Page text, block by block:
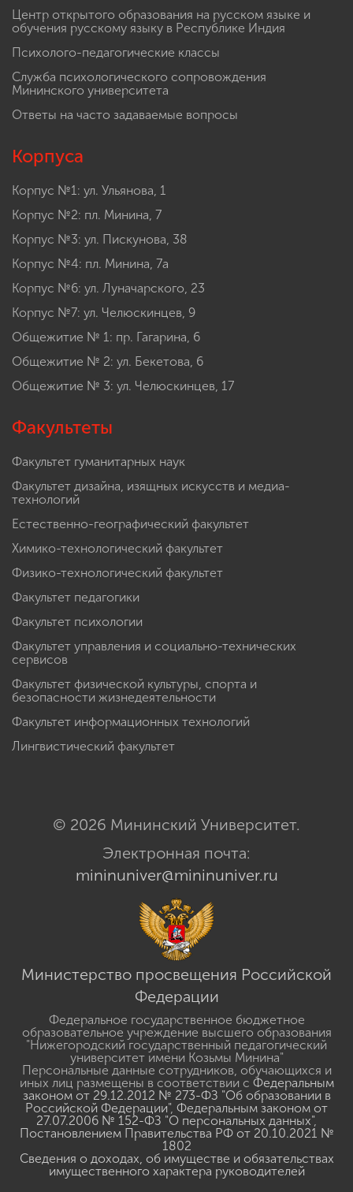
Центр открытого образования на русском языке и
обучения русскому языку в Республике Индия
Психолого-педагогические классы
Служба психологического сопровождения
Мининского университета
Ответы на часто задаваемые вопросы
Корпуса
Корпус №1: ул. Ульянова, 1
Корпус №2: пл. Минина, 7
Корпус №3: ул. Пискунова, 38
Корпус №4: пл. Минина, 7а
Корпус №6: ул. Луначарского, 23
Корпус №7: ул. Челюскинцев, 9
Общежитие № 1: пр. Гагарина, 6
Общежитие № 2: ул. Бекетова, 6
Общежитие № 3: ул. Челюскинцев, 17
Факультеты
Факультет гуманитарных наук
Факультет дизайна, изящных искусств и медиа-
технологий
Естественно-географический факультет
Химико-технологический факультет
Физико-технологический факультет
Факультет педагогики
Факультет психологии
Факультет управления и социально-технических
сервисов
Факультет физической культуры, спорта и
безопасности жизнедеятельности
Факультет информационных технологий
Лингвистический факультет
© 2026 Мининский Университет.
Электронная почта:
mininuniver@mininuniver.ru
Министерство просвещения Российской
Федерации
Федеральное государственное бюджетное
образовательное учреждение высшего образования
"Нижегородский государственный педагогический
университет имени Козьмы Минина"
Персональные данные сотрудников, обучающихся и
иных лиц размещены в соответствии с Федеральным
законом от 29.12.2012 № 273-ФЗ "Об образовании в
Российской Федерации", Федеральным законом от
27.07.2006 № 152-ФЗ "О персональных данных",
Постановлением Правительства РФ от 20.10.2021 №
1802
Сведения о доходах, об имуществе и обязательствах
имущественного характера руководителей